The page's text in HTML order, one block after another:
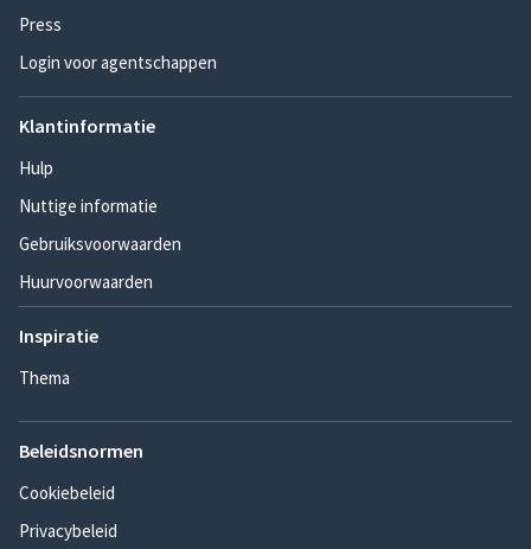
Press
Login voor agentschappen
Klantinformatie
Hulp
Nuttige informatie
Gebruiksvoorwaarden
Huurvoorwaarden
Inspiratie
Thema
Beleidsnormen
Cookiebeleid
Privacybeleid